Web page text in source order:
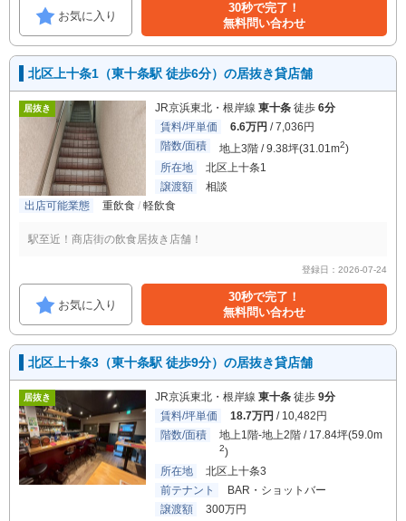
お気に入り
30秒で完了！
無料問い合わせ
北区上十条1（東十条駅 徒歩6分）の居抜き貸店舗
居抜き JR京浜東北・根岸線 東十条 徒歩 6分
賃料/坪単価
6.6万円 / 7,036円
階数/面積
地上3階 / 9.38坪(31.01m2)
所在地
北区上十条1
譲渡額
相談
出店可能業態
重飲食 軽飲食
駅至近！商店街の飲食居抜き店舗！
登録日：2026-07-24
お気に入り
30秒で完了！
無料問い合わせ
北区上十条3（東十条駅 徒歩9分）の居抜き貸店舗
居抜き JR京浜東北・根岸線 東十条 徒歩 9分
賃料/坪単価
18.7万円 / 10,482円
階数/面積
地上1階-地上2階 / 17.84坪(59.0m
2)
所在地
北区上十条3
前テナント
BAR・ショットバー
譲渡額
300万円